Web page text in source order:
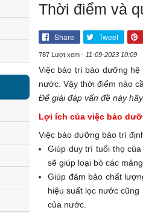
Thời điểm và
Share Tweet
787 Lượt xem - 11-09-2023 10:09
Việc bảo trì bảo dưỡng
nước. Vậy thời điểm nào
Để giải đáp vấn đề này
Lợi ích của việc bảo
Việc bảo dưỡng bảo trì
Giúp duy trì tuổi thọ
sẽ giúp loại bỏ các
Giúp đảm bảo chất
hiệu suất lọc nước
của nước.